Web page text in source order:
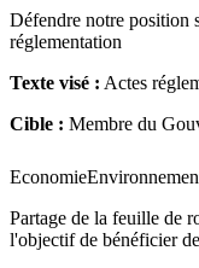
Défendre notre position
réglementation
Texte visé : Actes
Cible : Membre du
Economie
Partage de la feuille de
l'objectif de bénéficier